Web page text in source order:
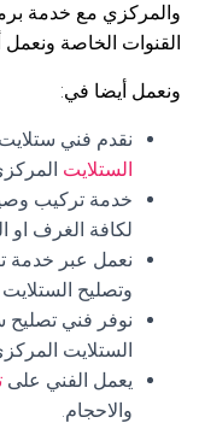
والمركزي مع خدمة
القنوات الخاصة
ونعمل أيضا في:
نقدم فني
الستلايت
خدمة تركيب
لكافة الغرف
نعمل عبر خدمة
وتصليح
الستلايت
يعمل الفني على
والاحجام.